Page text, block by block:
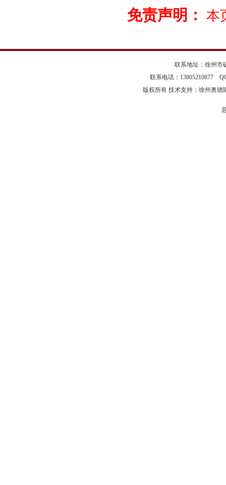
免责声明： 本
联系地址：徐州市
联系电话：13805210877
版权所有 技术支持：徐州奥